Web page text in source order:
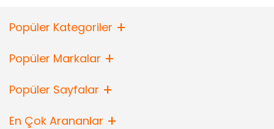
Popüler Kategoriler
Popüler Markalar
Popüler Sayfalar
En Çok Arananlar